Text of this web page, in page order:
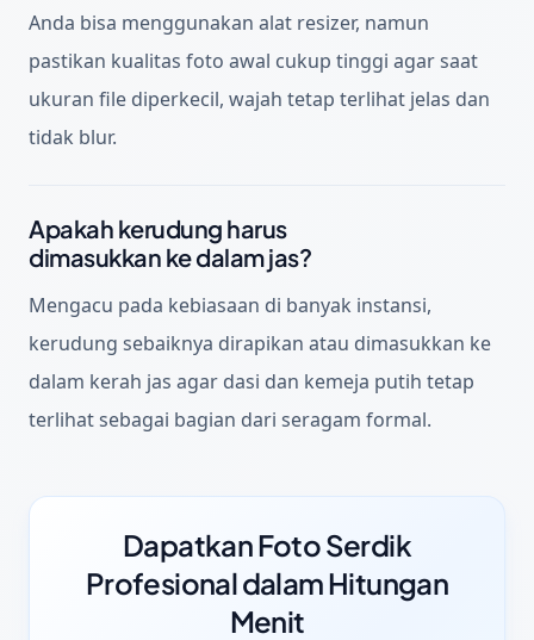
Anda bisa menggunakan alat resizer, namun
pastikan kualitas foto awal cukup tinggi agar saat
ukuran file diperkecil, wajah tetap terlihat jelas dan
tidak blur.
Apakah kerudung harus
dimasukkan ke dalam jas?
Mengacu pada kebiasaan di banyak instansi,
kerudung sebaiknya dirapikan atau dimasukkan ke
dalam kerah jas agar dasi dan kemeja putih tetap
terlihat sebagai bagian dari seragam formal.
Dapatkan Foto Serdik
Profesional dalam Hitungan
Menit